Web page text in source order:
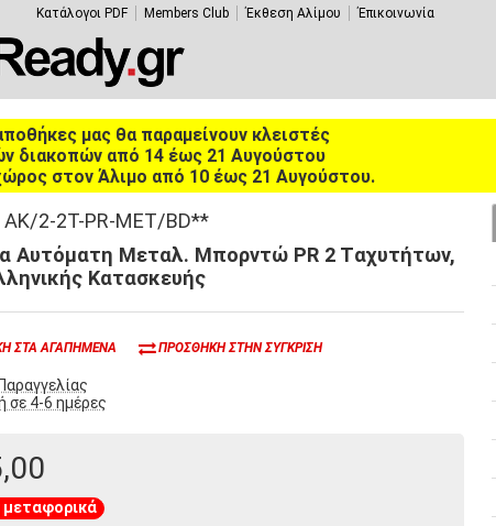
Κατάλογοι PDF Members Club Έκθεση Αλίμου Έπικοινωνία
μας θα παραμείνουν κλειστές
διακοπών από 14 έως 21 Αυγούστου
στον Άλιμο από 10 έως 21 Αυγούστου.
AK/2-2T-PR-MET/BD**
Αυτόματη Μεταλ. Μπορντώ PR 2 Tαχυτήτων,
Κατασκευής
ΣΤΑ ΑΓΑΠΗΜΈΝΑ ΠΡΟΣΘΉΚΗ ΣΤΗΝ ΣΎΓΚΡΙΣΗ
σε 4-6 ημέρες